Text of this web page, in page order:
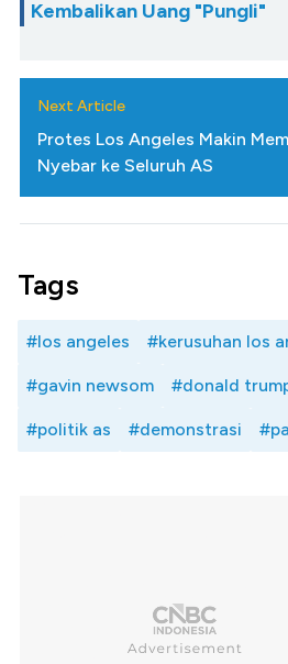
Kembalikan Uang "Pungli"
Next Article
Protes Los Angeles Makin
Nyebar ke Seluruh AS
Tags
#los angeles #kerusuhan los
#gavin newsom #donald
#politik as #demonstrasi